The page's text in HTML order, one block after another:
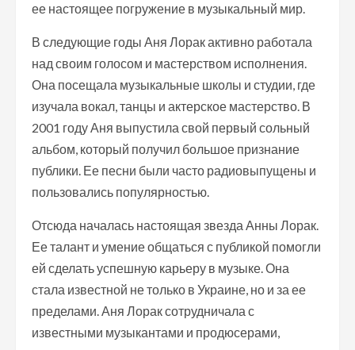
ее настоящее погружение в музыкальный мир.
В следующие годы Аня Лорак активно работала
над своим голосом и мастерством исполнения.
Она посещала музыкальные школы и студии, где
изучала вокал, танцы и актерское мастерство. В
2001 году Аня выпустила свой первый сольный
альбом, который получил большое признание
публики. Ее песни были часто радиовыпущены и
пользовались популярностью.
Отсюда началась настоящая звезда Анны Лорак.
Ее талант и умение общаться с публикой помогли
ей сделать успешную карьеру в музыке. Она
стала известной не только в Украине, но и за ее
пределами. Аня Лорак сотрудничала с
известными музыкантами и продюсерами,